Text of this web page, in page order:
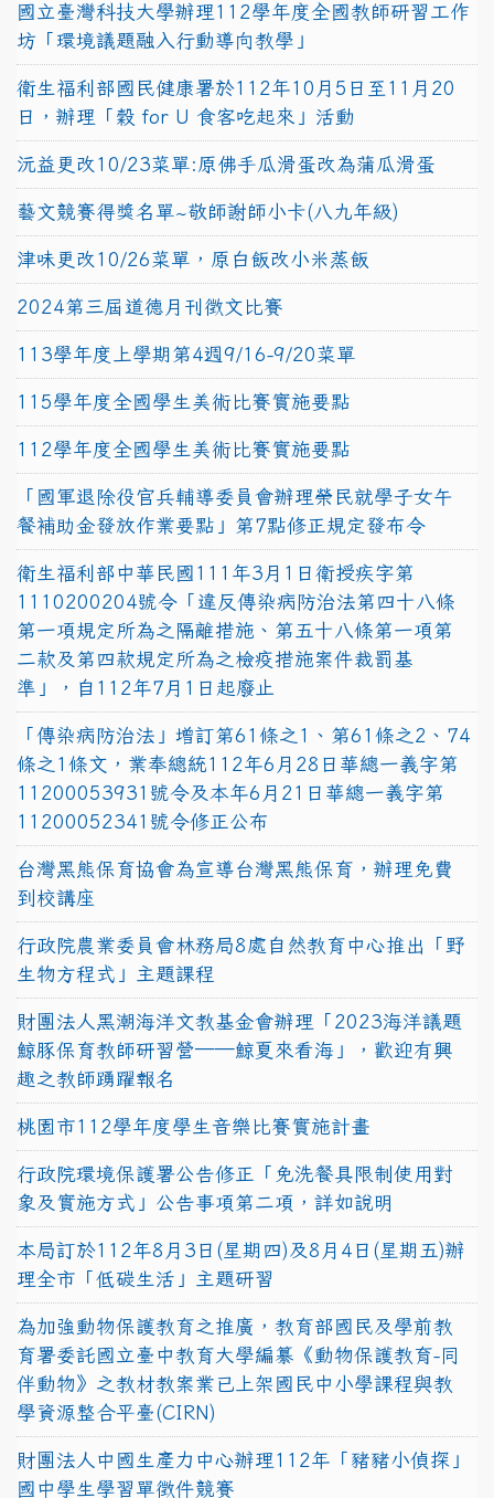
國立臺灣科技大學辦理112學年度全國教師研習工作
坊「環境議題融入行動導向教學」
衛生福利部國民健康署於112年10月5日至11月20
日，辦理「穀 for U 食客吃起來」活動
沅益更改10/23菜單:原佛手瓜滑蛋改為蒲瓜滑蛋
藝文競賽得獎名單~敬師謝師小卡(八九年級)
津味更改10/26菜單，原白飯改小米蒸飯
2024第三屆道德月刊徵文比賽
113學年度上學期第4週9/16-9/20菜單
115學年度全國學生美術比賽實施要點
112學年度全國學生美術比賽實施要點
「國軍退除役官兵輔導委員會辦理榮民就學子女午
餐補助金發放作業要點」第7點修正規定發布令
衛生福利部中華民國111年3月1日衛授疾字第
1110200204號令「違反傳染病防治法第四十八條
第一項規定所為之隔離措施、第五十八條第一項第
二款及第四款規定所為之檢疫措施案件裁罰基
準」，自112年7月1日起廢止
「傳染病防治法」增訂第61條之1、第61條之2、74
條之1條文，業奉總統112年6月28日華總一義字第
11200053931號令及本年6月21日華總一義字第
11200052341號令修正公布
台灣黑熊保育協會為宣導台灣黑熊保育，辦理免費
到校講座
行政院農業委員會林務局8處自然教育中心推出「野
生物方程式」主題課程
財團法人黑潮海洋文教基金會辦理「2023海洋議題
鯨豚保育教師研習營──鯨夏來看海」，歡迎有興
趣之教師踴躍報名
桃園市112學年度學生音樂比賽實施計畫
行政院環境保護署公告修正「免洗餐具限制使用對
象及實施方式」公告事項第二項，詳如說明
本局訂於112年8月3日(星期四)及8月4日(星期五)辦
理全市「低碳生活」主題研習
為加強動物保護教育之推廣，教育部國民及學前教
育署委託國立臺中教育大學編纂《動物保護教育-同
伴動物》之教材教案業已上架國民中小學課程與教
學資源整合平臺(CIRN)
財團法人中國生產力中心辦理112年「豬豬小偵探」
國中學生學習單徵件競賽